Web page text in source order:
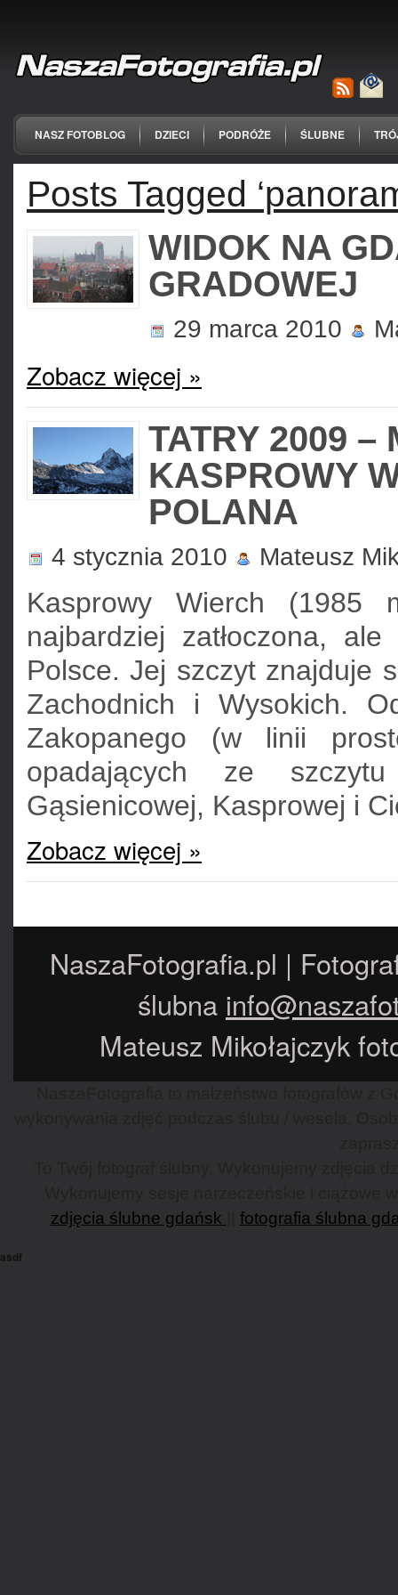
NASZ FOTOBLOG DZIECI PODRÓŻE ŚLUBNE
Posts Tagged
WIDOK NA
GRADOWEJ
29 marca 2010
Zobacz więcej »
TATRY 2009 –
KASPROWY
POLANA
4 stycznia 2010 Mateusz
Kasprowy Wierch (1985
najbardziej zatłoczona,
Polsce. Jej szczyt znajduje
Zachodnich i Wysokich.
Zakopanego (w linii
opadających ze
Gąsienicowej, Kasprowej i
Zobacz więcej »
NaszaFotografia.pl |
ślubna
Mateusz Mikołajczyk
zdjęcia ślubne gdańsk
fotografia ślubna
asdf